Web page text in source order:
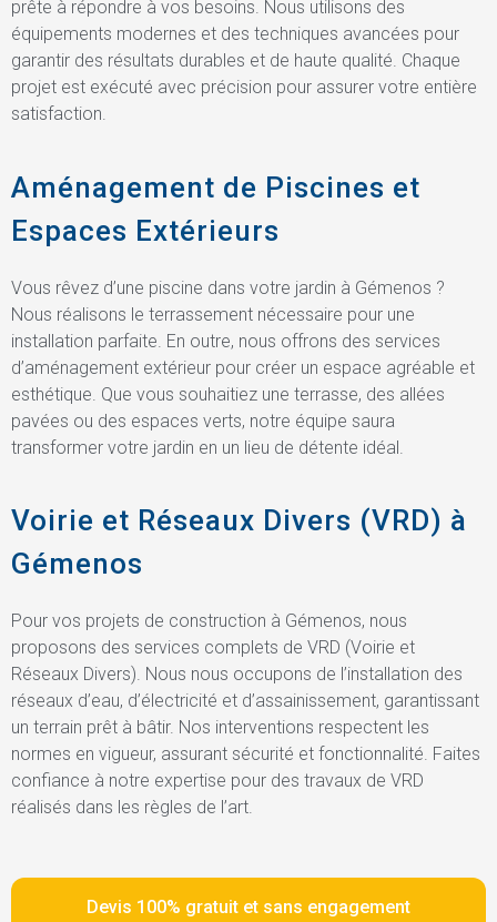
prête à répondre à vos besoins. Nous utilisons des
équipements modernes et des techniques avancées pour
garantir des résultats durables et de haute qualité. Chaque
projet est exécuté avec précision pour assurer votre entière
satisfaction.
Aménagement de Piscines et
Espaces Extérieurs
Vous rêvez d’une piscine dans votre jardin à Gémenos ?
Nous réalisons le terrassement nécessaire pour une
installation parfaite. En outre, nous offrons des services
d’aménagement extérieur pour créer un espace agréable et
esthétique. Que vous souhaitiez une terrasse, des allées
pavées ou des espaces verts, notre équipe saura
transformer votre jardin en un lieu de détente idéal.
Voirie et Réseaux Divers (VRD) à
Gémenos
Pour vos projets de construction à Gémenos, nous
proposons des services complets de VRD (Voirie et
Réseaux Divers). Nous nous occupons de l’installation des
réseaux d’eau, d’électricité et d’assainissement, garantissant
un terrain prêt à bâtir. Nos interventions respectent les
normes en vigueur, assurant sécurité et fonctionnalité. Faites
confiance à notre expertise pour des travaux de VRD
réalisés dans les règles de l’art.
Devis 100% gratuit et sans engagement